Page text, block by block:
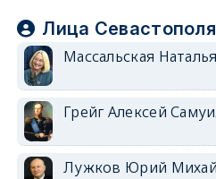
Лица Севастополя
Массальская
Грейг Алексей
Лужков Юрий